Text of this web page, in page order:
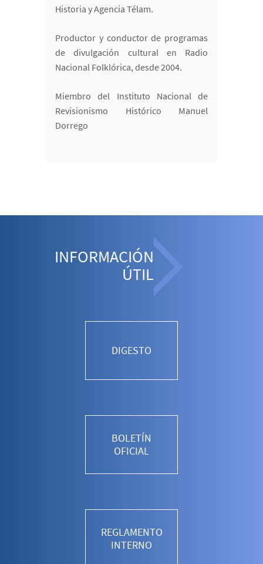
Historia y Agencia Télam.
Productor y conductor de programas
de divulgación cultural en Radio
Nacional Folklórica, desde 2004.
Miembro del Instituto Nacional de
Revisionismo Histórico Manuel
Dorrego
INFORMACIÓN
ÚTIL
DIGESTO
BOLETÍN
OFICIAL
REGLAMENTO
INTERNO